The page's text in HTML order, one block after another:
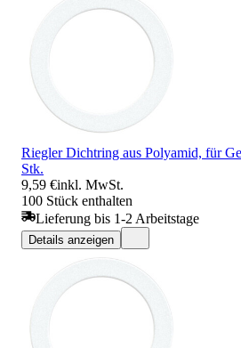
Riegler Dichtring aus Polyamid, für
Stk.
9,59 €inkl. MwSt.
100 Stück enthalten
Lieferung bis 1-2 Arbeitstage
Details anzeigen